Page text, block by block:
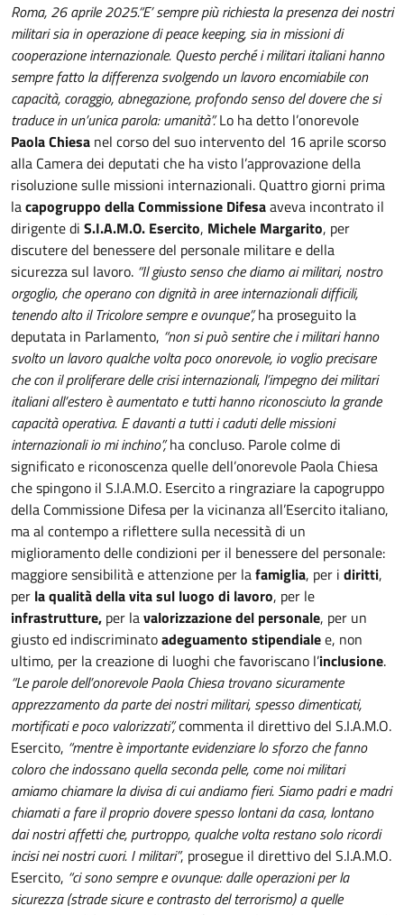
Roma, 26 aprile 2025.“E’ sempre più richiesta la presenza dei nostri
militari sia in operazione di peace keeping, sia in missioni di
cooperazione internazionale. Questo perché i militari italiani hanno
sempre fatto la differenza svolgendo un lavoro encomiabile con
capacità, coraggio, abnegazione, profondo senso del dovere che si
traduce in un’unica parola: umanità”.Lo ha detto l’onorevole
Paola Chiesa nel corso del suo intervento del 16 aprile scorso
alla Camera dei deputati che ha visto l’approvazione della
risoluzione sulle missioni internazionali. Quattro giorni prima
lacapogruppo della Commissione Difesaaveva incontrato il
dirigente di S.I.A.M.O. Esercito, Michele Margarito, per
discutere del benessere del personale militare e della
sicurezza sul lavoro. “Il giusto senso che diamo ai militari, nostro
orgoglio, che operano con dignità in aree internazionali difficili,
tenendo alto il Tricolore sempre e ovunque”,ha proseguito la
deputata in Parlamento, “non si può sentire che i militari hanno
svolto un lavoro qualche volta poco onorevole, io voglio precisare
che con il proliferare delle crisi internazionali, l’impegno dei militari
italiani all’estero è aumentato e tutti hanno riconosciuto la grande
capacità operativa. E davanti a tutti i caduti delle missioni
internazionali io mi inchino”,ha concluso. Parole colme di
significato e riconoscenza quelle dell’onorevole Paola Chiesa
che spingono il S.I.A.M.O. Esercito a ringraziare la capogruppo
della Commissione Difesa per la vicinanza all’Esercito italiano,
ma al contempo a riflettere sulla necessità di un
miglioramento delle condizioni per il benessere del personale:
maggiore sensibilità e attenzione per lafamiglia, per i diritti,
per la qualità della vita sul luogo di lavoro, per le
infrastrutture, per lavalorizzazione del personale, per un
giusto ed indiscriminatoadeguamento stipendialee, non
ultimo, per la creazione di luoghi che favoriscano l’inclusione.
“Le parole dell’onorevole Paola Chiesa trovano sicuramente
apprezzamento da parte dei nostri militari, spesso dimenticati,
mortificati e poco valorizzati”,commenta il direttivo del S.I.A.M.O.
Esercito, “mentre è importante evidenziare lo sforzo che fanno
coloro che indossano quella seconda pelle, come noi militari
amiamo chiamare la divisa di cui andiamo fieri. Siamo padri e madri
chiamati a fare il proprio dovere spesso lontani da casa, lontano
dai nostri affetti che, purtroppo, qualche volta restano solo ricordi
incisi nei nostri cuori. I militari”, prosegue il direttivo del S.I.A.M.O.
Esercito, “ci sono sempre e ovunque: dalle operazioni per la
sicurezza (strade sicure e contrasto del terrorismo) a quelle